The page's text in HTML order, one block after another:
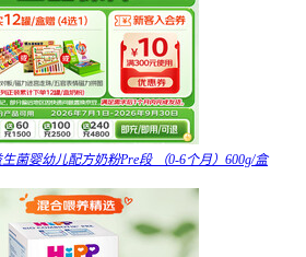
菌婴幼儿配方奶粉Pre段 （0-6个月）600g/盒